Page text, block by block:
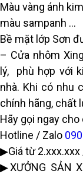
Màu vàng ánh
màu sampanh …
Bề mặt lớp Sơn
– Cửa nhôm
lý, phù hợp với
nhà. Khi có nhu
chính hãng, chất
Hãy gọi ngay
Hotline / Zalo
▶Giá từ 2.xxx.xxx
▶XƯỞNG SẢN